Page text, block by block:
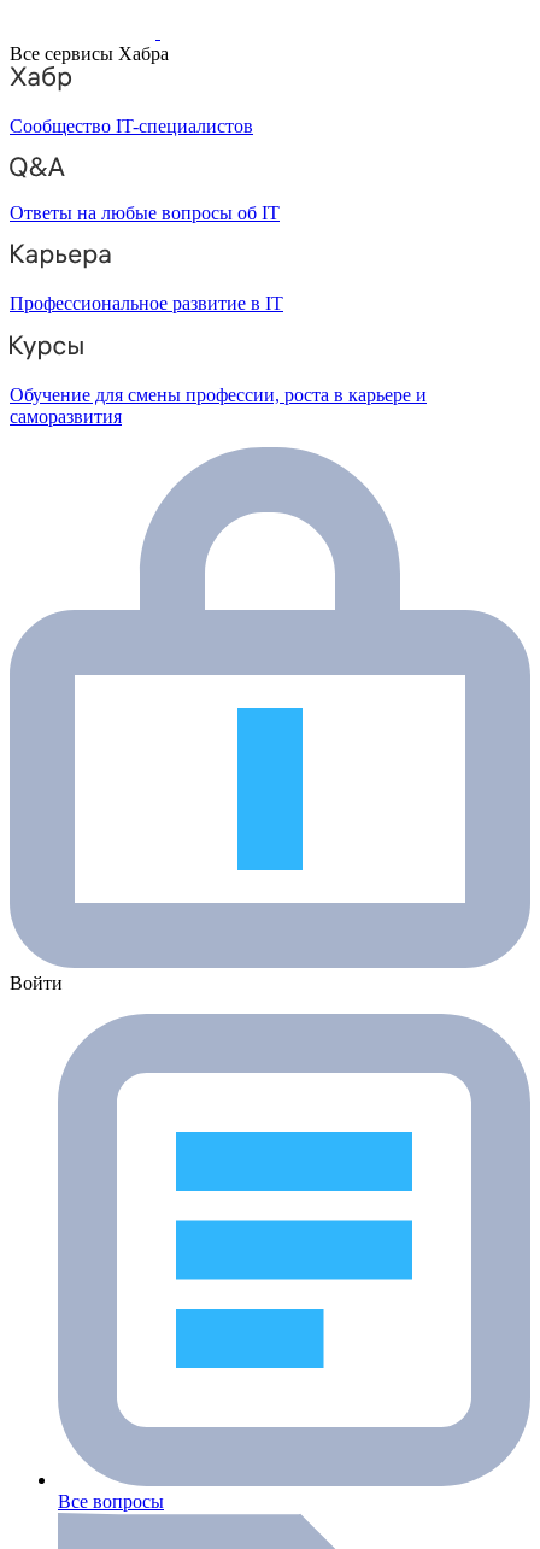
Все сервисы Хабра
Сообщество IT-специалистов
Ответы на любые вопросы об IT
Профессиональное развитие в IT
Обучение для смены профессии, роста в карьере и
саморазвития
Войти
Все вопросы